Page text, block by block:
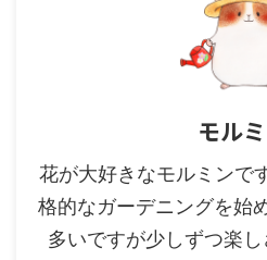
モル
花が大好きなモルミンで
格的なガーデニングを始
多いですが少しずつ楽